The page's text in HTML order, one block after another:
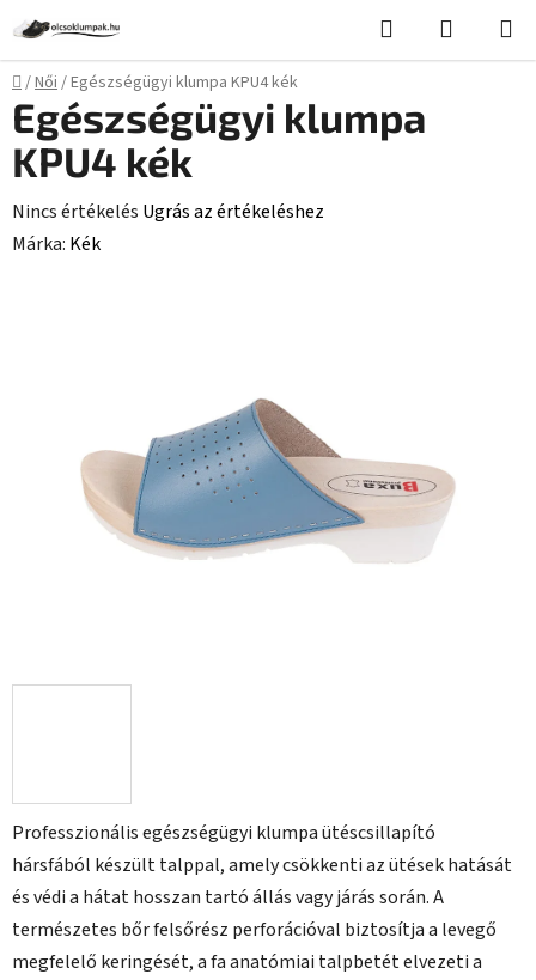
fő
tartalomhoz
Keresés KOSÁR
Kezdőlap
/Női/Egészségügyi klumpa KPU4 kék
Professzionális egészségügyi klumpa ütéscsillapító
hársfából készült talppal, amely csökkenti az ütések hatását
és védi a hátat hosszan tartó állás vagy járás során. A
természetes bőr felsőrész perforációval biztosítja a levegő
megfelelő keringését, a fa anatómiai talpbetét elvezeti a
Egészségügyi klumpa
KPU4 kék
A
termék
Nincs értékelés Ugrás az értékeléshez
Márka: Kék